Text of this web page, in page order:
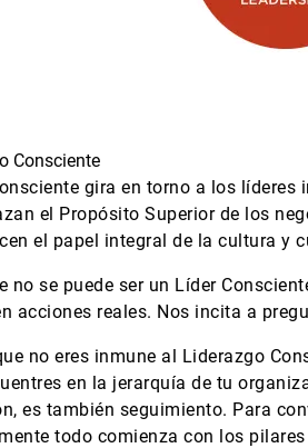
Consciente
gira en torno a los
el Propósito Superior de los
el papel integral de la cultura y
no se puede ser un Líder
acciones reales. Nos incita a
no eres inmune al Liderazgo
en la jerarquía de tu
es también seguimiento. Para
todo comienza con los